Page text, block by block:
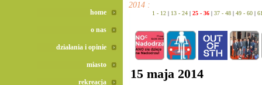
2014 :
1 - 12 | 13 - 24 | 25 - 36 | 37 - 48 | 49 - 60 |
15 maja 2014
home
o nas
działania i opinie
miasto
rekreacja